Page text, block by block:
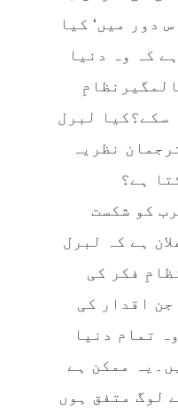
دور میں‘ کیا
کہ وہ دنیا
سکے؟کیا لبرل
نظریہ
ہے؟
کو شکست
ہے کہ لبرل
فکر کی
اقدار کی
تمام دنیا
ممکن ہے
لوگ متفق ہوں